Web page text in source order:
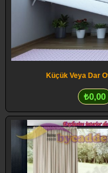
Küçük Veya Dar
₺0,00